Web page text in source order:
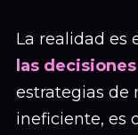
La realidad es
las decisiones
estrategias de
ineficiente, es